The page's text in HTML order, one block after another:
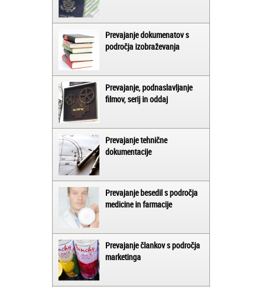
Prevajanje dokumenatov s
področja izobraževanja
Prevajanje, podnaslavljanje
filmov, serij in oddaj
Prevajanje tehnične
dokumentacije
Prevajanje besedil s področja
medicine in farmacije
Prevajanje člankov s področja
marketinga